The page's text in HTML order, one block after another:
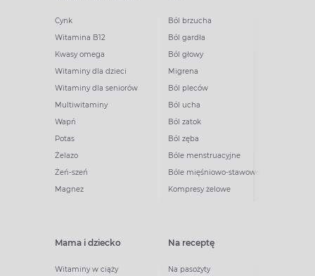
Cynk
Witamina B12
Kwasy omega
Witaminy dla dzieci
Witaminy dla seniorów
Multiwitaminy
Wapń
Potas
Żelazo
Żeń-szeń
Magnez
Ból brzucha
Ból gardła
Ból głowy
Migrena
Ból pleców
Ból ucha
Ból zatok
Ból zęba
Bóle menstruacyjne
Bóle mięśniowo-stawowe
Kompresy żelowe
Mama i dziecko
Witaminy w ciąży
Na receptę
Na pasożyty